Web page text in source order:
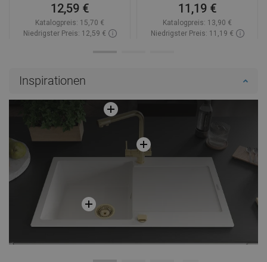
12,59 €
Katalogpreis: 15,70 €
Niedrigster Preis: 12,59 €
11,19 €
Katalogpreis: 13,90 €
Niedrigster Preis: 11,19 €
Inspirationen